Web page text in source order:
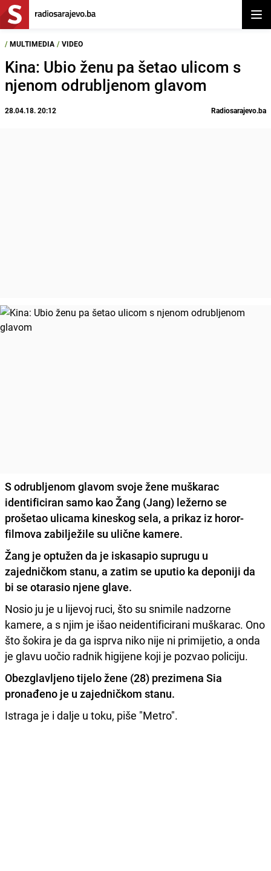
/ MULTIMEDIA / VIDEO
Kina: Ubio ženu pa šetao ulicom s
njenom odrubljenom glavom
28.04.18. 20:12 Radiosarajevo.ba
S odrubljenom glavom svoje žene muškarac
identificiran samo kao Žang (Jang) ležerno se
prošetao ulicama kineskog sela, a prikaz iz horor-
filmova zabilježile su ulične kamere.
Žang je optužen da je iskasapio suprugu u
zajedničkom stanu, a zatim se uputio ka deponiji da
bi se otarasio njene glave.
Nosio ju je u lijevoj ruci, što su snimile nadzorne
kamere, a s njim je išao neidentificirani muškarac. Ono
što šokira je da ga isprva niko nije ni primijetio, a onda
je glavu uočio radnik higijene koji je pozvao policiju.
Obezglavljeno tijelo žene (28) prezimena Sia
pronađeno je u zajedničkom stanu.
Istraga je i dalje u toku, piše "Metro".